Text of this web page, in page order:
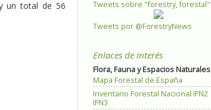
un total de 56
Tweets sobre "forestry, forestal"
Tweets por @ForestryNews
Enlaces de interés
Flora, Fauna y Espacios Naturales
Mapa Forestal de España
Inventario Forestal Nacional IFN2
IFN3